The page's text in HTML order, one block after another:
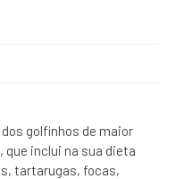
golfinhos de maior
que inclui na sua dieta
tartarugas, focas,